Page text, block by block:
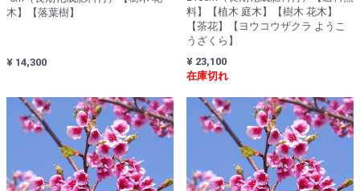
木】【落葉樹】
¥ 14,300
料】【植木 庭木】【樹木 花木】
【茶花】【ヨウコウザクラ ようこ
うざくら】
¥ 23,100
在庫切れ